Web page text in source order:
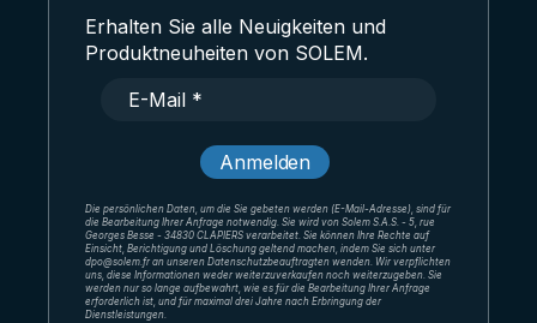
Erhalten Sie alle Neuigkeiten und
Produktneuheiten von SOLEM.
Die persönlichen Daten, um die Sie gebeten werden (E-Mail-Adresse), sind für
die Bearbeitung Ihrer Anfrage notwendig. Sie wird von Solem S.A.S. - 5, rue
Georges Besse - 34830 CLAPIERS verarbeitet. Sie können Ihre Rechte auf
Einsicht, Berichtigung und Löschung geltend machen, indem Sie sich unter
dpo@solem.fr an unseren Datenschutzbeauftragten wenden. Wir verpflichten
uns, diese Informationen weder weiterzuverkaufen noch weiterzugeben. Sie
werden nur so lange aufbewahrt, wie es für die Bearbeitung Ihrer Anfrage
erforderlich ist, und für maximal drei Jahre nach Erbringung der
Dienstleistungen.